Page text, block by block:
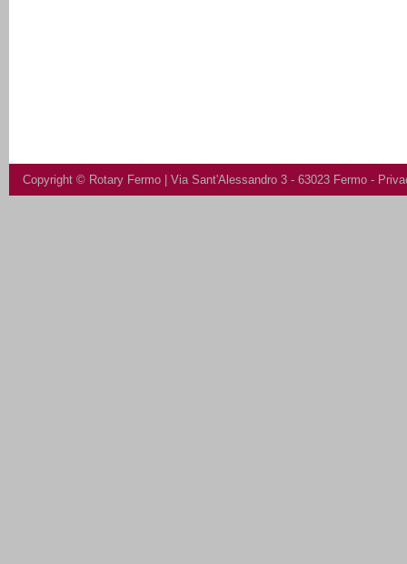
Copyright © Rotary Fermo | Via Sant'Alessandro 3 - 63023 Fermo -